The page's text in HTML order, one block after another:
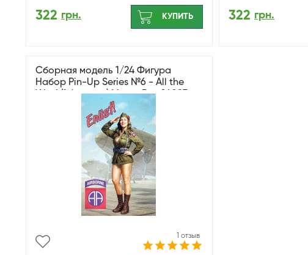
322 грн. КУПИТЬ 322 грн.
Сборная модель 1/24 Фигура
Набор Pin-Up Series №6 - All the
Way! (1 фигурка) MasterBox 24087
1 отзыв